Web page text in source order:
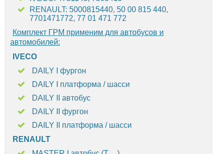
RENAULT: 5000815440, 50 00 815 440,
7701471772, 77 01 471 772
Комплект ГРМ применим для автобусов и
автомобилей:
IVECO
DAILY I фургон
DAILY I платформа / шасси
DAILY II автобус
DAILY II фургон
DAILY II платформа / шасси
RENAULT